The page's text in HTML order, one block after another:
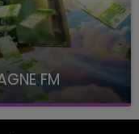
FM
à 8H10